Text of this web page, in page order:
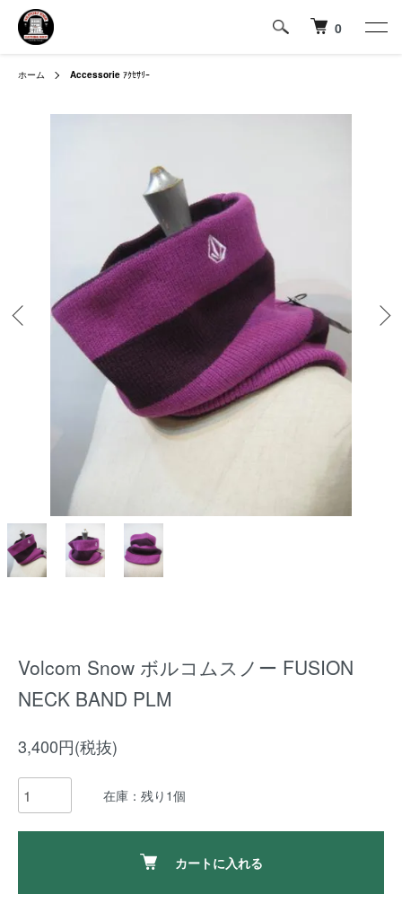
0
ホーム Accessorie ｱｸｾｻﾘｰ
Volcom Snow ボルコムスノー FUSION
NECK BAND PLM
3,400円(税抜)
在庫：残り1個
カートに入れる